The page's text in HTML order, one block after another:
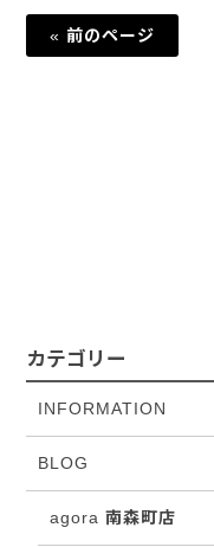
« 前のページ
カテゴリー
INFORMATION
BLOG
agora 南森町店